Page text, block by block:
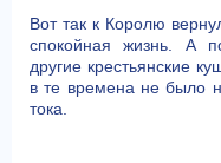
Вот так к Королю
спокойная жизнь. А
другие крестьянские
в те времена не было
тока.